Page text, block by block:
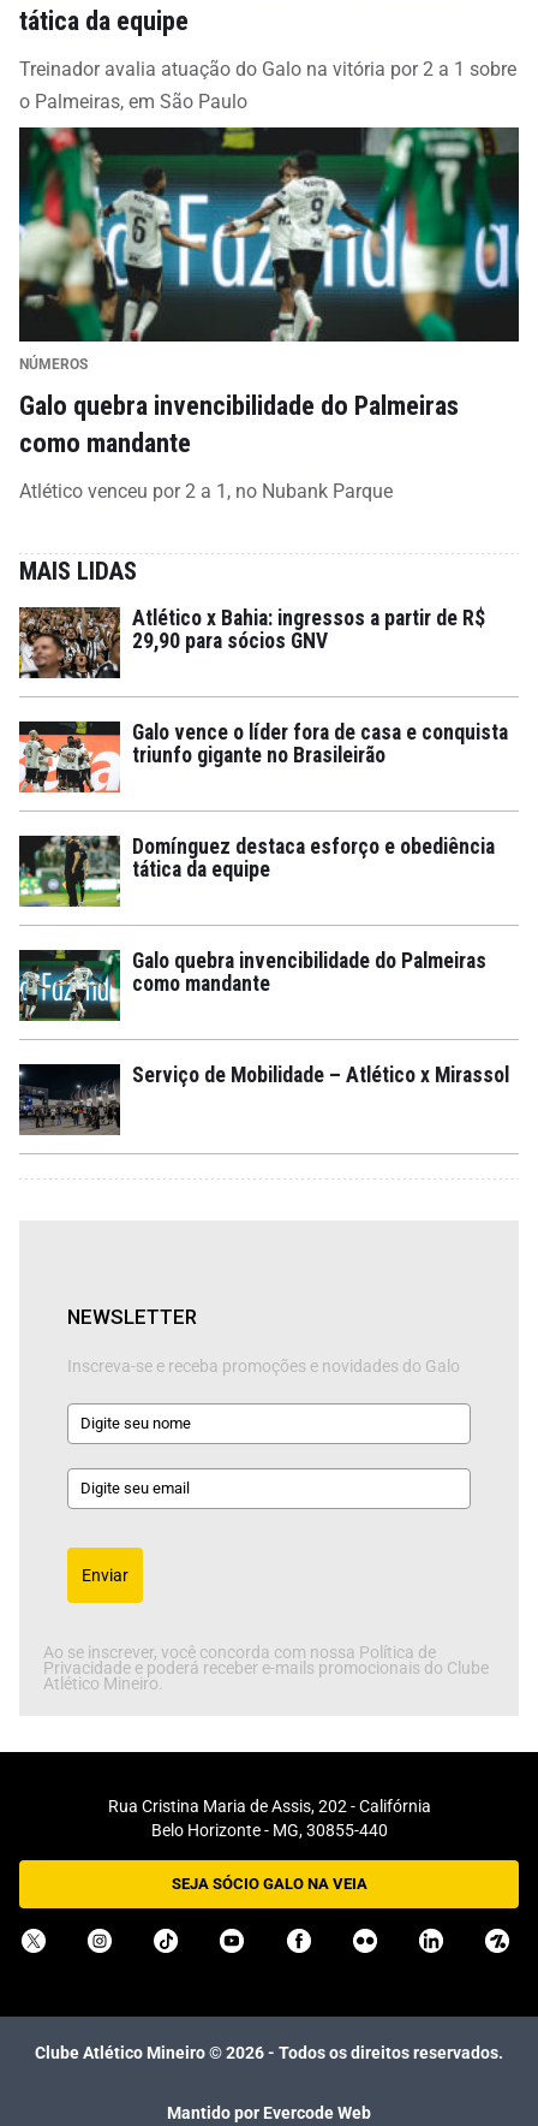
tática da equipe
Treinador avalia atuação do Galo na vitória por 2 a 1 sobre
o Palmeiras, em São Paulo
NÚMEROS
Galo quebra invencibilidade do Palmeiras
como mandante
Atlético venceu por 2 a 1, no Nubank Parque
MAIS LIDAS
Atlético x Bahia: ingressos a partir de R$
29,90 para sócios GNV
Galo vence o líder fora de casa e conquista
triunfo gigante no Brasileirão
Domínguez destaca esforço e obediência
tática da equipe
Galo quebra invencibilidade do Palmeiras
como mandante
Serviço de Mobilidade – Atlético x Mirassol
NEWSLETTER
Inscreva-se e receba promoções e novidades do Galo
Enviar
Ao se inscrever, você concorda com nossa Política de
Privacidade e poderá receber e-mails promocionais do Clube
Atlético Mineiro.
Rua Cristina Maria de Assis, 202 - Califórnia
Belo Horizonte - MG, 30855-440
SEJA SÓCIO GALO NA VEIA
Clube Atlético Mineiro ©2026- Todos os direitos reservados.
Mantido por Evercode Web